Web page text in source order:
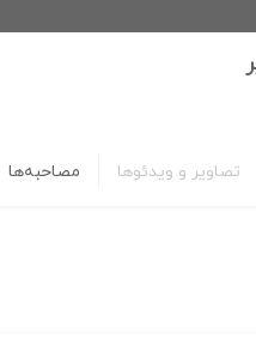
تصاویر و ویدئوها مصاحبه‌ها